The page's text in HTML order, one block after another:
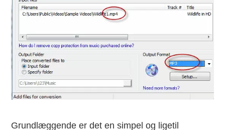
Grundlæggende er det en simpel og ligetil